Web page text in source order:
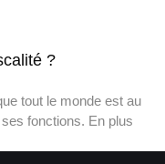
?
tout le monde est au
fonctions. En plus